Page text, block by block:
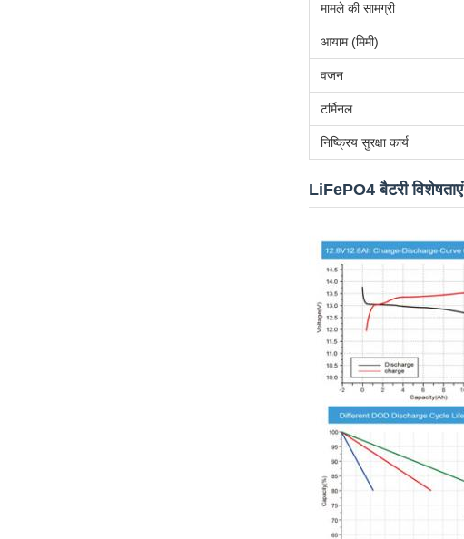
मामले की सामग्री
आयाम (मिमी)
वजन
टर्मिनल
निष्क्रिय सुरक्षा कार्य
LiFePO4 बैटरी विशेषताएं